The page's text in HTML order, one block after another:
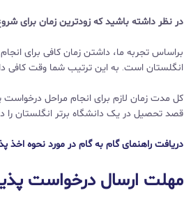
در نظر داشته باشید که زودترین زمان برای
براساس تجربه ما، داشتن زمان کافی برای
انگلستان است. به این ترتیب شما وقت کافی
قصد تحصیل در یک دانشگاه برتر انگلستان را داشته
دریافت راهنمای گام به گام در مورد نحوه اخذ
مهلت ارسال درخواست